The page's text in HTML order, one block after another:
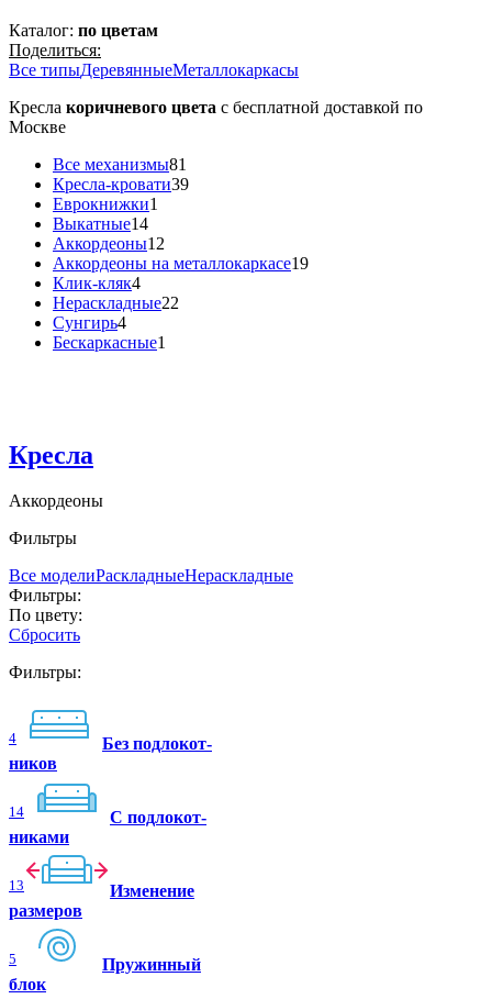
Каталог: по цветам
Поделиться:
Все типыДеревянныеМеталлокаркасы
Кресла коричневого цвета с бесплатной доставкой по
Москве
Все механизмы81
Кресла-кровати39
Еврокнижки1
Выкатные14
Аккордеоны12
Аккордеоны на металлокаркасе19
Клик-кляк4
Нераскладные22
Сунгирь4
Бескаркасные1
Кресла
Аккордеоны
Фильтры
Все моделиРаскладныеНераскладные
Фильтры:
По цвету:
Сбросить
Фильтры:
4
Без подлокот-
ников
14
C подлокот-
никами
13
Изменение
размеров
5
Пружинный
блок